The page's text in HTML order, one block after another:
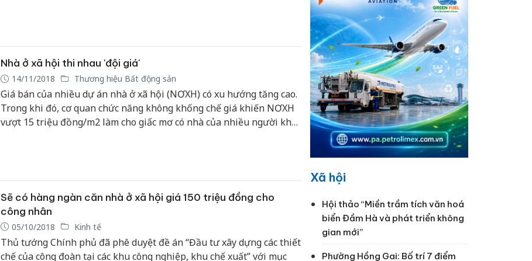
Nhà ở xã hội thi nhau 'đội giá'
14/11/2018 Thương hiệu Bất động sản
Giá bán của nhiều dự án nhà ở xã hội (NƠXH) có xu hướng tăng cao.
Trong khi đó, cơ quan chức năng không khống chế giá khiến NƠXH
vượt 15 triệu đồng/m2 làm cho giấc mơ có nhà của nhiều người khó
Sẽ có hàng ngàn căn nhà ở xã hội giá 150 triệu đồng cho
công nhân
05/10/2018 Kinh tế
Thủ tướng Chính phủ đã phê duyệt đề án “Đầu tư xây dựng các thiết
chế của công đoàn tại các khu công nghiệp, khu chế xuất” với mục
Xã hội
Hội thảo “Miền trầm tích văn hoá
biển Đầm Hà và phát triển không
gian mới”
Phường Hồng Gai: Bố trí 7 điểm